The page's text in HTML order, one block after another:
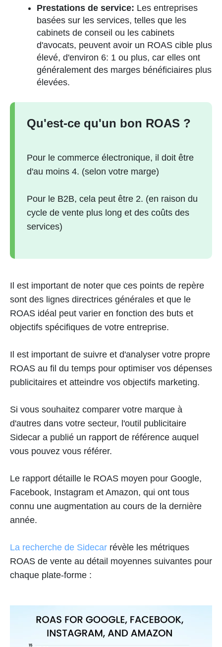
Prestations de service: Les entreprises
basées sur les services, telles que les
cabinets de conseil ou les cabinets
d'avocats, peuvent avoir un ROAS cible plus
élevé, d'environ 6: 1 ou plus, car elles ont
généralement des marges bénéficiaires plus
élevées.
Qu'est-ce qu'un bon ROAS ?
Pour le commerce électronique, il doit être
d'au moins 4. (selon votre marge)
Pour le B2B, cela peut être 2. (en raison du
cycle de vente plus long et des coûts des
services)
Il est important de noter que ces points de repère
sont des lignes directrices générales et que le
ROAS idéal peut varier en fonction des buts et
objectifs spécifiques de votre entreprise.
Il est important de suivre et d'analyser votre propre
ROAS au fil du temps pour optimiser vos dépenses
publicitaires et atteindre vos objectifs marketing.
Si vous souhaitez comparer votre marque à
d'autres dans votre secteur, l'outil publicitaire
Sidecar a publié un rapport de référence auquel
vous pouvez vous référer.
Le rapport détaille le ROAS moyen pour Google,
Facebook, Instagram et Amazon, qui ont tous
connu une augmentation au cours de la dernière
année.
La recherche de Sidecar révèle les métriques
ROAS de vente au détail moyennes suivantes pour
chaque plate-forme :